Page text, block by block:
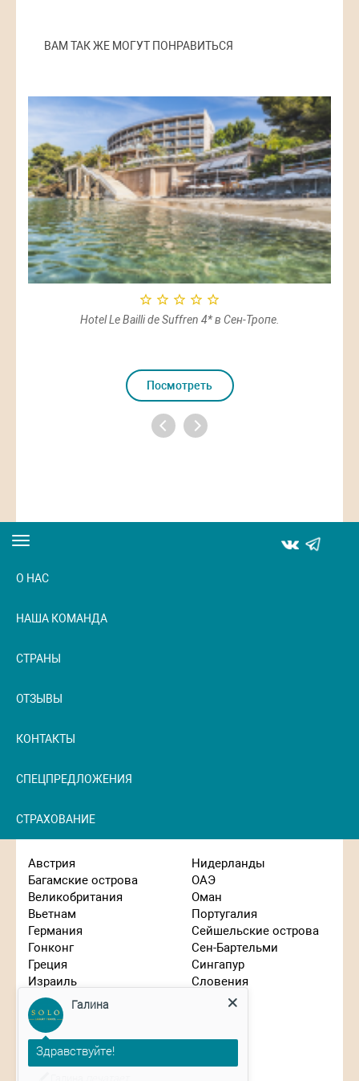
ВАМ ТАК ЖЕ МОГУТ ПОНРАВИТЬСЯ
Hotel Le Bailli de Suffren 4* в Сен-Тропе.
Посмотреть
Toggle
О НАС
НАША КОМАНДА
СТРАНЫ
ОТЗЫВЫ
КОНТАКТЫ
СПЕЦПРЕДЛОЖЕНИЯ
СТРАХОВАНИЕ
Австрия
Багамские острова
Великобритания
Вьетнам
Германия
Гонконг
Греция
Израиль
Индонезия
Иордания
Испания
Италия
Кипр
Нидерланды
ОАЭ
Оман
Португалия
Сейшельские острова
Сен-Бартельми
Сингапур
Словения
Франция
Галина
Здравствуйте!
Планируете путешествие?